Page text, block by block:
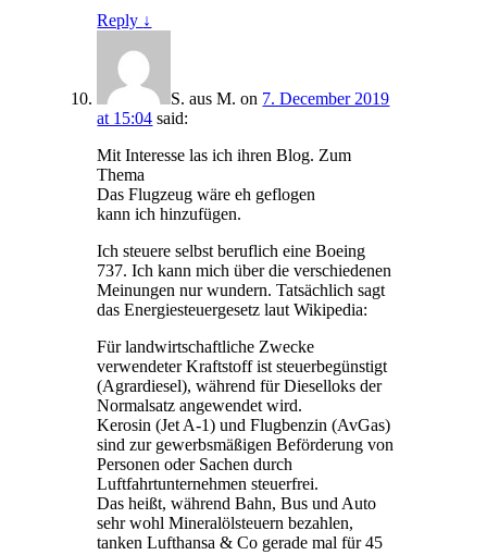
Reply ↓
S. aus M. on 7. December 2019
at 15:04 said:
Mit Interesse las ich ihren Blog. Zum
Thema
Das Flugzeug wäre eh geflogen
kann ich hinzufügen.
Ich steuere selbst beruflich eine Boeing
737. Ich kann mich über die verschiedenen
Meinungen nur wundern. Tatsächlich sagt
das Energiesteuergesetz laut Wikipedia:
Für landwirtschaftliche Zwecke
verwendeter Kraftstoff ist steuerbegünstigt
(Agrardiesel), während für Dieselloks der
Normalsatz angewendet wird.
Kerosin (Jet A-1) und Flugbenzin (AvGas)
sind zur gewerbsmäßigen Beförderung von
Personen oder Sachen durch
Luftfahrtunternehmen steuerfrei.
Das heißt, während Bahn, Bus und Auto
sehr wohl Mineralölsteuern bezahlen,
tanken Lufthansa & Co gerade mal für 45